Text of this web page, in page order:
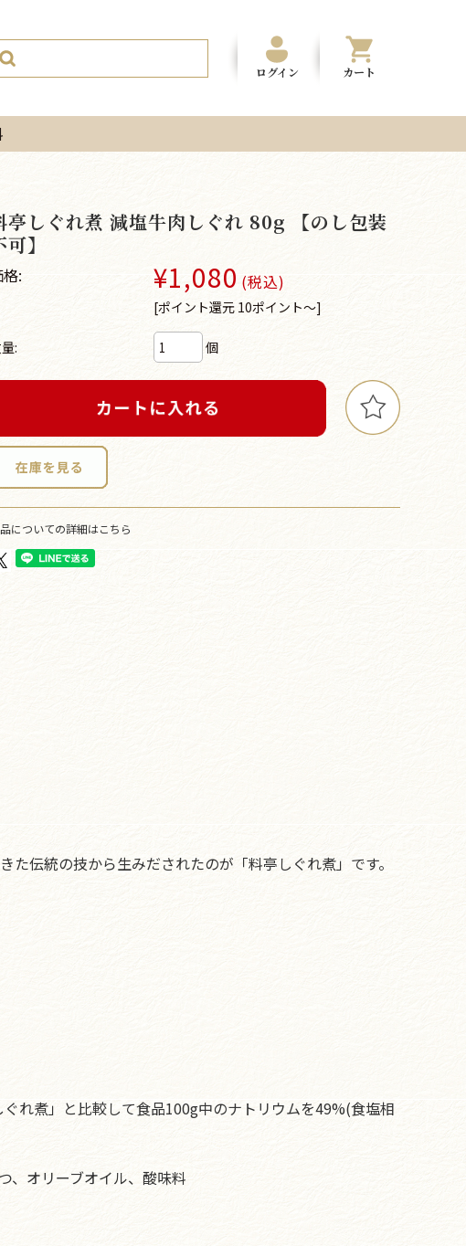
ログイン カート
亭しぐれ煮 減塩牛肉しぐれ 80g 【のし包装
】
: ¥1,080 (税込)
[ポイント還元 10ポイント～]
: 個
についての詳細はこちら
伝統の技から生みだされたのが「料亭しぐれ煮」です。
れ煮」と比較して食品100g中のナトリウムを49%(食塩相
、オリーブオイル、酸味料